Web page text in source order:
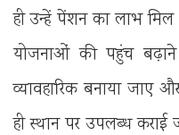
ही उन्हें पेंशन का लाभ
योजनाओं की पहुंच
व्यावहारिक बनाया जाए
ही स्थान पर उपलब्ध